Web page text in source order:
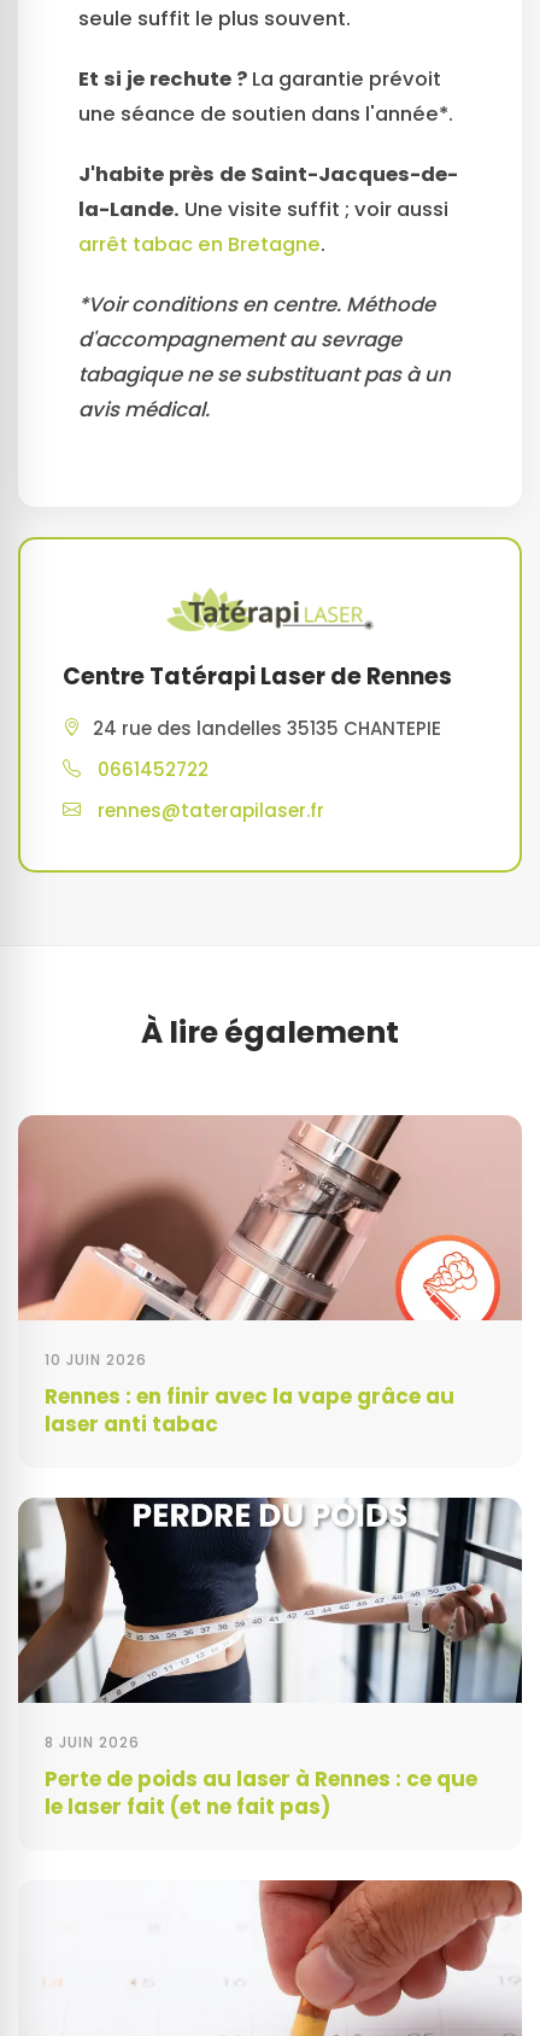
seule suffit le plus souvent.
Et si je rechute ? La garantie prévoit
une séance de soutien dans l'année*.
J'habite près de Saint-Jacques-de-
la-Lande. Une visite suffit ; voir aussi
arrêt tabac en Bretagne.
*Voir conditions en centre. Méthode
d'accompagnement au sevrage
tabagique ne se substituant pas à un
avis médical.
Centre Tatérapi Laser de Rennes
24 rue des landelles 35135 CHANTEPIE
0661452722
rennes@taterapilaser.fr
À lire également
10 JUIN 2026
Rennes : en finir avec la vape grâce au
laser anti tabac
8 JUIN 2026
Perte de poids au laser à Rennes : ce que
le laser fait (et ne fait pas)